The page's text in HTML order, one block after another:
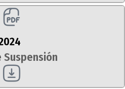
Suspensión